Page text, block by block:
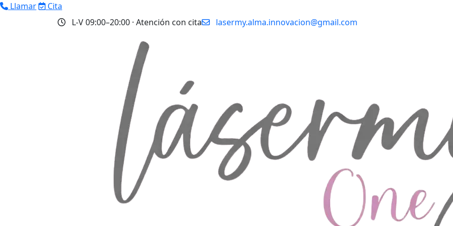
Llamar
Cita
L‑V 09:00–20:00 · Atención con cita
lasermy.alma.innovacion@gmail.com